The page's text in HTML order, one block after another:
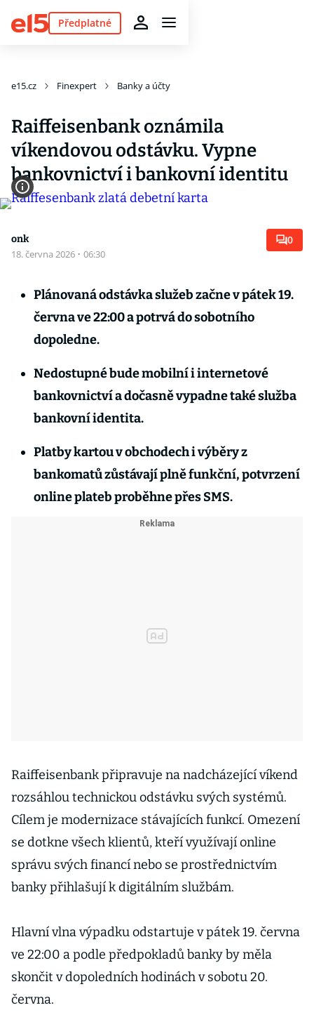
Předplatné
e15.cz Finexpert Banky a účty
Raiffeisenbank oznámila
víkendovou odstávku. Vypne
bankovnictví i bankovní identitu
onk
18. června 2026 · 06:30
0
Plánovaná odstávka služeb začne v pátek 19.
června ve 22:00 a potrvá do sobotního
dopoledne.
Nedostupné bude mobilní i internetové
bankovnictví a dočasně vypadne také služba
bankovní identita.
Platby kartou v obchodech i výběry z
bankomatů zůstávají plně funkční, potvrzení
online plateb proběhne přes SMS.
Raiffeisenbank připravuje na nadcházející víkend
rozsáhlou technickou odstávku svých systémů.
Cílem je modernizace stávajících funkcí. Omezení
se dotkne všech klientů, kteří využívají online
správu svých financí nebo se prostřednictvím
banky přihlašují k digitálním službám.
Hlavní vlna výpadku odstartuje v pátek 19. června
ve 22:00 a podle předpokladů banky by měla
skončit v dopoledních hodinách v sobotu 20.
června.